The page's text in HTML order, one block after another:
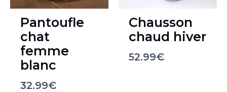
Pantoufle
chat
femme
blanc
32.99€
Chausson
chaud hiver
52.99€